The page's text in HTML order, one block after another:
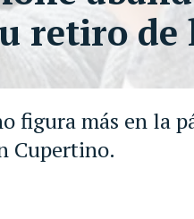
figura más en la
Cupertino.
retiro de